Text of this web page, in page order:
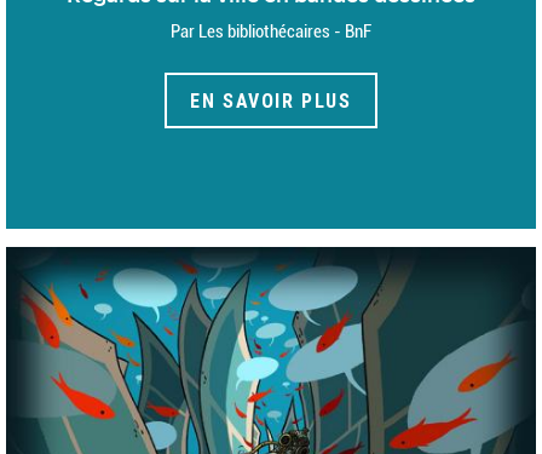
Par Les bibliothécaires - BnF
EN SAVOIR PLUS